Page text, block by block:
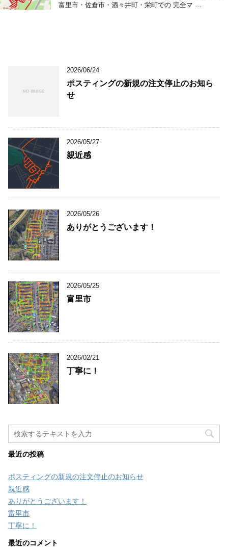
富里市・佐倉市・酒々井町・栄町での 完全マ …
2026/06/24
ポスティングの新規の注文停止のお知ら
せ
2026/05/27
親近感
2026/05/26
ありがとうございます！
2026/05/25
富里市
2026/02/21
丁寧に！
最近の投稿
ポスティングの新規の注文停止のお知らせ
親近感
ありがとうございます！
富里市
丁寧に！
最近のコメント